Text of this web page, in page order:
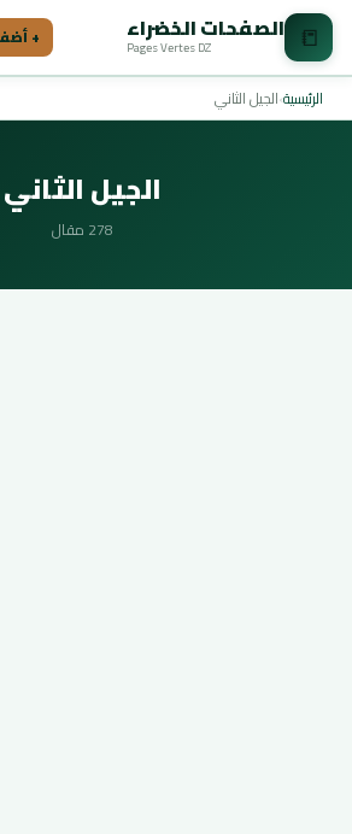
📒 الصفحات الخضراء
Pages Vertes DZ
+
الرئيسية›الجيل الثاني
الجيل الثاني
278 مقال